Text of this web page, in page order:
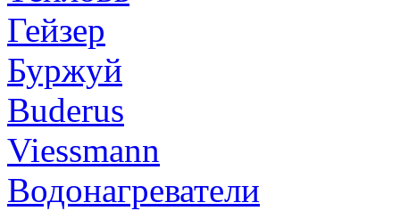
Гейзер
Буржуй
Buderus
Viessmann
Водонагреватели